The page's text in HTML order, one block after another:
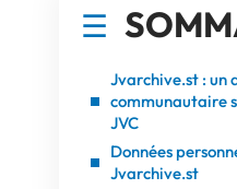
Jvarchive.st : un
communautaire
JVC
Données
Jvarchive.st